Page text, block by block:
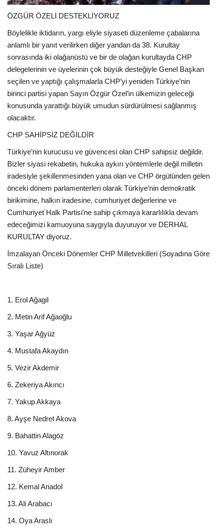
ÖZGÜR ÖZELİ DESTEKLİYORUZ
Böylelikle iktidarın, yargı eliyle siyaseti düzenleme çabalarına
anlamlı bir yanıt verilirken diğer yandan da 38. Kurultay
sonrasında iki olağanüstü ve bir de olağan kurultayda CHP
delegelerinin ve üyelerinin çok büyük desteğiyle Genel Başkan
seçilen ve yaptığı çalışmalarla CHP’yi yeniden Türkiye’nin
birinci partisi yapan Sayın Özgür Özel’in ülkemizin geleceği
konusunda yarattığı büyük umudun sürdürülmesi sağlanmış
olacaktır.
CHP SAHİPSİZ DEĞİLDİR
Türkiye’nin kurucusu ve güvencesi olan CHP sahipsiz değildir.
Bizler siyasi rekabetin, hukuka aykırı yöntemlerle değil milletin
iradesiyle şekillenmesinden yana olan ve CHP örgütünden gelen
önceki dönem parlamenterleri olarak Türkiye’nin demokratik
birikimine, halkın iradesine, cumhuriyet değerlerine ve
Cumhuriyet Halk Partisi’ne sahip çıkmaya kararlılıkla devam
edeceğimizi kamuoyuna saygıyla duyuruyor ve DERHAL
KURULTAY diyoruz.
İmzalayan Önceki Dönemler CHP Milletvekilleri (Soyadına Göre
Sıralı Liste)
1. Erol Ağagil
2. Metin Arif Ağaoğlu
3. Yaşar Ağyüz
4. Mustafa Akaydın
5. Vezir Akdemir
6. Zekeriya Akıncı
7. Yakup Akkaya
8. Ayşe Nedret Akova
9. Bahattin Alagöz
10. Yavuz Altınorak
11. Züheyir Amber
12. Kemal Anadol
13. Ali Arabacı
14. Oya Araslı